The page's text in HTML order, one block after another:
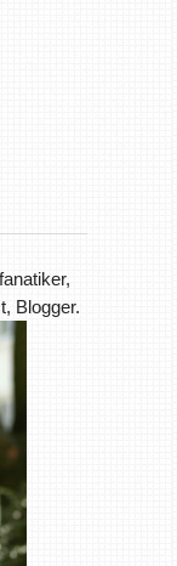
Blogger.